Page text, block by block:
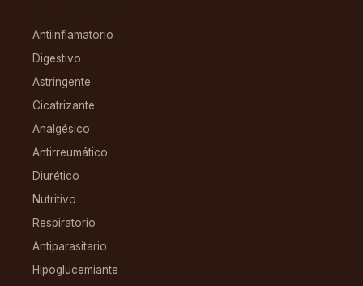
Antiinflamatorio
Digestivo
Astringente
Cicatrizante
Analgésico
Antirreumático
Diurético
Nutritivo
Respiratorio
Antiparasitario
Hipoglucemiante